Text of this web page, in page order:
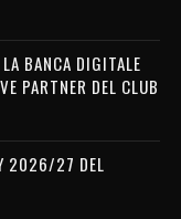
BANCA DIGITALE
PARTNER DEL CLUB
2026/27 DEL